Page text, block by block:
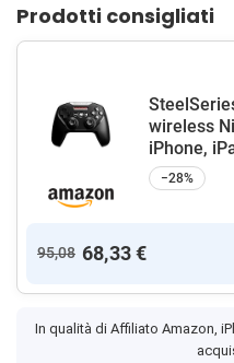
Prodotti consigliati
wireless
iPhone,
−28%
95,08 68,33 €
In qualità di Affiliato Amazon,